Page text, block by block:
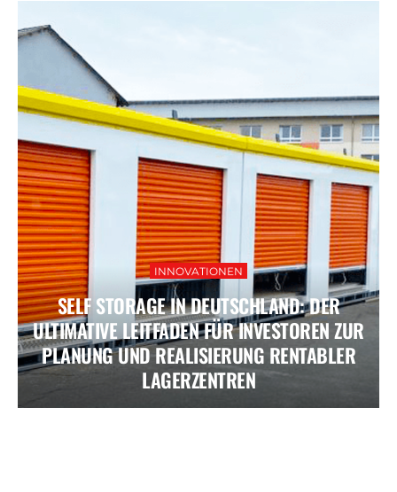
INNOVATIONEN
SELF STORAGE IN DEUTSCHLAND: DER
ULTIMATIVE LEITFADEN FÜR INVESTOREN ZUR
PLANUNG UND REALISIERUNG RENTABLER
LAGERZENTREN